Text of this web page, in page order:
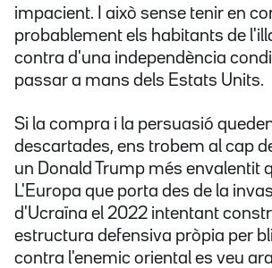
impacient. I això sense tenir en
probablement els habitants de
contra d'una independència
passar a mans dels Estats Units.
Si la compra i la persuasió
descartades, ens trobem al cap
un Donald Trump més envalentit
L'Europa que porta des de la
d'Ucraïna el 2022 intentant
estructura defensiva pròpia per
contra l'enemic oriental es veu